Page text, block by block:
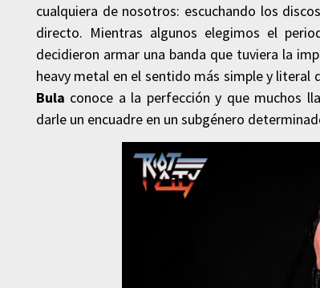
cualquiera de nosotros: escuchando los
directo. Mientras algunos elegimos el
decidieron armar una banda que tuviera la
heavy metal en el sentido más simple y literal
Bula conoce a la perfección y que muchos
darle un encuadre en un subgénero